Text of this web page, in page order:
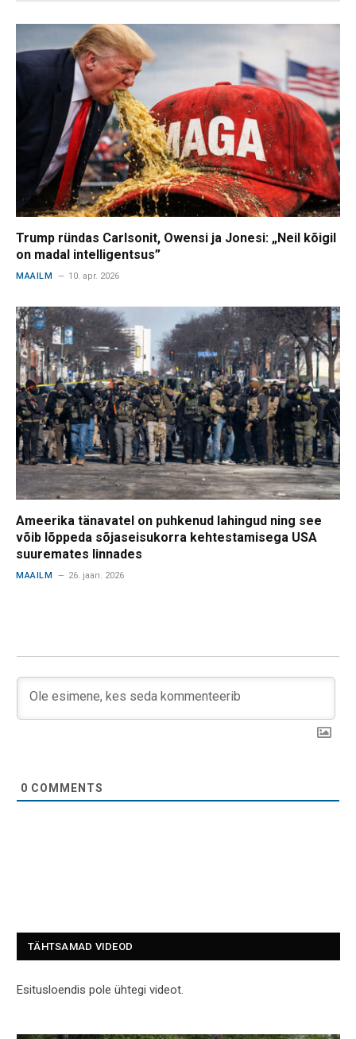
Trump ründas Carlsonit, Owensi ja Jonesi: „Neil kõigil
on madal intelligentsus”
MAAILM 10. apr. 2026
Ameerika tänavatel on puhkenud lahingud ning see
võib lõppeda sõjaseisukorra kehtestamisega USA
suuremates linnades
MAAILM 26. jaan. 2026
0 COMMENTS
TÄHTSAMAD VIDEOD
Esitusloendis pole ühtegi videot.